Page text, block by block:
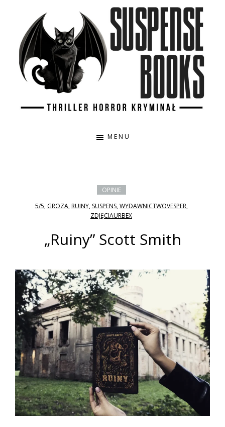
głównego
paska
bocznego
MENU
OPINIE
5/5, GROZA,RUINY, SUSPENS,WYDAWNICTWOVESPER,
ZDJĘCIAURBEX
„Ruiny” Scott Smith